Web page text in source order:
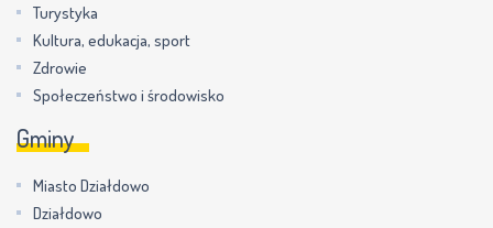
Turystyka
Kultura, edukacja, sport
Zdrowie
Społeczeństwo i środowisko
Gminy
Miasto Działdowo
Działdowo